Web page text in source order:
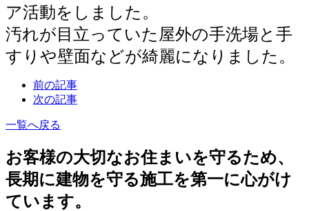
ア活動をしました。
汚れが目立っていた屋外の手洗場と手
すりや壁面などが綺麗になりました。
前の記事
次の記事
一覧へ戻る
お客様の大切なお住まいを守るため、
長期に建物を守る施工を第一に心がけ
ています。